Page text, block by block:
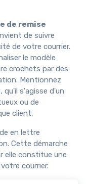
de remise
de suivre
de votre courrier.
le modèle
crochets par des
Mentionnez
qu'il s'agisse d'un
ou de
client.
en lettre
Cette démarche
elle constitue une
courrier.